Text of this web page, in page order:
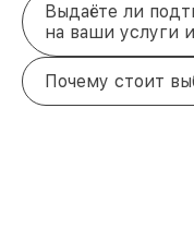
Выдаёте ли
на ваши услуги
Почему стоит